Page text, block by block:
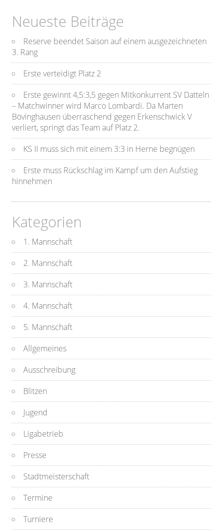
Neueste Beiträge
Reserve beendet Saison auf einem ausgezeichneten
3. Rang
Erste verteidigt Platz 2
Erste gewinnt 4,5:3,5 gegen Mitkonkurrent SV Datteln
– Matchwinner wird Marco Lombardi. Da Marten
Bövinghausen überraschend gegen Erkenschwick V
verliert, springt das Team auf Platz 2.
KS II muss sich mit einem 3:3 in Herne begnügen
Erste muss Rückschlag im Kampf um den Aufstieg
hinnehmen
Kategorien
1. Mannschaft
2. Mannschaft
3. Mannschaft
4. Mannschaft
5. Mannschaft
Allgemeines
Ausschreibung
Blitzen
Jugend
Ligabetrieb
Presse
Stadtmeisterschaft
Termine
Turniere